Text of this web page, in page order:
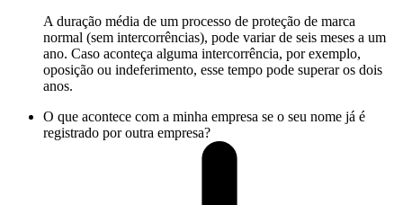
A duração média de um processo de proteção de marca
normal (sem intercorrências), pode variar de seis meses a um
ano. Caso aconteça alguma intercorrência, por exemplo,
oposição ou indeferimento, esse tempo pode superar os dois
anos.
O que acontece com a minha empresa se o seu nome já é
registrado por outra empresa?